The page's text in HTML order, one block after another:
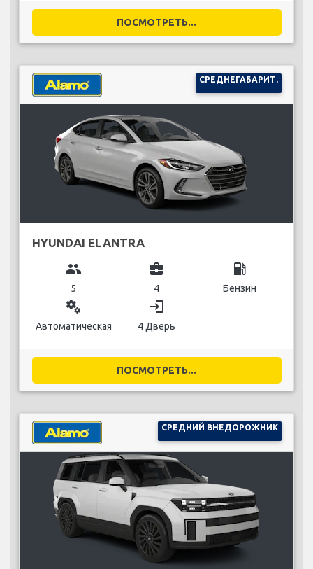
ПОСМОТРЕТЬ...
СРЕДНЕГАБАРИТ.
HYUNDAI ELANTRA
group
5
business_center
4
local_gas_station
Бензин
miscellaneous_services
Автоматическая
login
4 Дверь
ПОСМОТРЕТЬ...
СРЕДНИЙ ВНЕДОРОЖНИК